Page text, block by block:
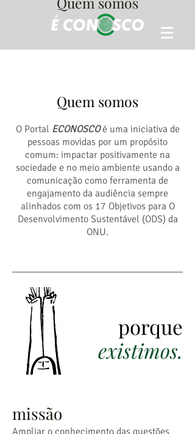
Quem somos
O Portal ECONOSCOé uma iniciativa de
pessoas movidas por um propósito
comum: impactar positivamente na
sociedade e no meio ambiente usando a
comunicação como ferramenta de
engajamento da audiência sempre
alinhados com os 17 Objetivos para O
Desenvolvimento Sustentável (ODS) da
ONU.
porque
existimos.
missão
Ampliar o conhecimento das questões